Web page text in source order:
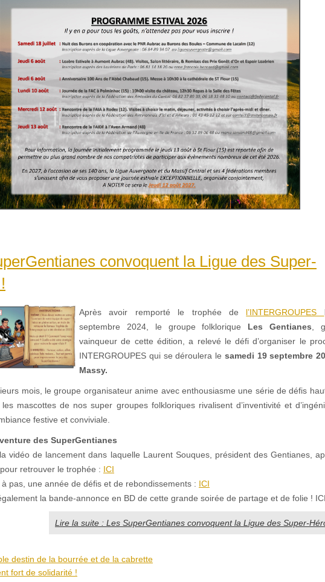
convoquent la Ligue des Super-
Après avoir remporté le trophée de l’INTERGROUPES
septembre 2024, le groupe folklorique Les Gentianes,
vainqueur de cette édition, a relevé le défi d’organiser le
INTERGROUPES qui se déroulera le samedi 19 septembre
Massy.
mois, le groupe organisateur anime avec enthousiasme une série de défis
mascottes de nos super groupes folkloriques rivalisent d’inventivité et
festive et conviviale.
des SuperGentianes
vidéo de lancement dans laquelle Laurent Souques, président des Gentianes,
retrouver le trophée : ICI
à pas, une année de défis et de rebondissements : ICI
la bande-annonce en BD de cette grande soirée de partage et de folie ! ICI
Lire la suite : Les SuperGentianes convoquent la Ligue des Super-
destin de la bourrée et de la cabrette
fort de solidarité !